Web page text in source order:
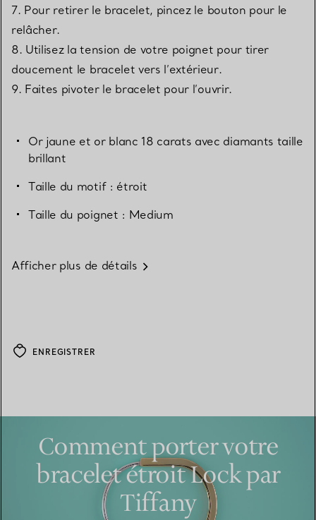
7. Pour retirer le bracelet, pincez le bouton pour le
relâcher.
8. Utilisez la tension de votre poignet pour tirer
doucement le bracelet vers l’extérieur.
9. Faites pivoter le bracelet pour l’ouvrir.
Or jaune et or blanc 18 carats avec diamants taille
brillant
Taille du motif : étroit
Taille du poignet : Medium
Afficher plus de détails
ENREGISTRER
Comment porter votre
bracelet étroit Lock par
Tiffany